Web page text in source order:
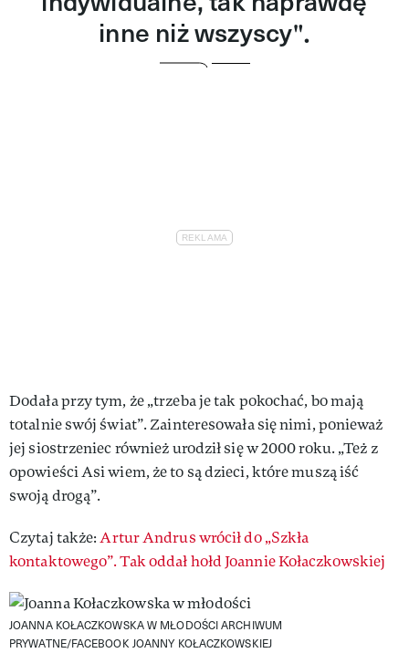
inne niż wszyscy".
Dodała przy tym, że „trzeba je tak pokochać, bo mają
totalnie swój świat”. Zainteresowała się nimi, ponieważ
jej siostrzeniec również urodził się w 2000 roku. „Też z
opowieści Asi wiem, że to są dzieci, które muszą iść
swoją drogą”.
Czytaj także:Artur Andrus wrócił do „Szkła
kontaktowego”. Tak oddał hołd Joannie Kołaczkowskiej
JOANNA KOŁACZKOWSKA W MŁODOŚCIARCHIWUM
PRYWATNE/FACEBOOK JOANNY KOŁACZKOWSKIEJ